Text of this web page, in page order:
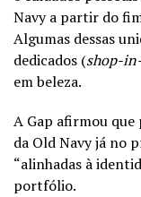
Navy a partir do
Algumas dessas
dedicados (shop-
em beleza.
A Gap afirmou que
da Old Navy já no
“alinhadas à
portfólio.